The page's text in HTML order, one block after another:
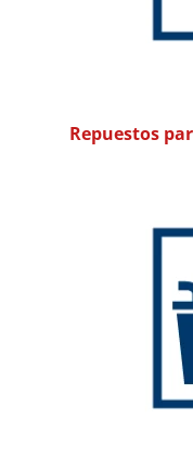
Repuestos